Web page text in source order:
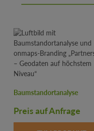
Produktgalerie überspringen
Baumstandortanalyse
Preis auf Anfrage